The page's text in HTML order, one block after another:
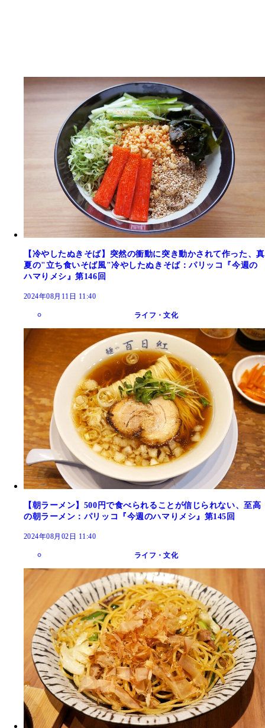
【冷やしたぬきそば】突然の衝動に突き動かされて作った、真
夏の"立ち食いそば風"冷やしたぬきそば：パリッコ『今週の
ハマりメシ』第146回
2024年08月11日 11:40
ライフ・文化
【朝ラーメン】500円で食べられることが信じられない、至高
の朝ラーメン：パリッコ『今週のハマりメシ』第145回
2024年08月02日 11:40
ライフ・文化